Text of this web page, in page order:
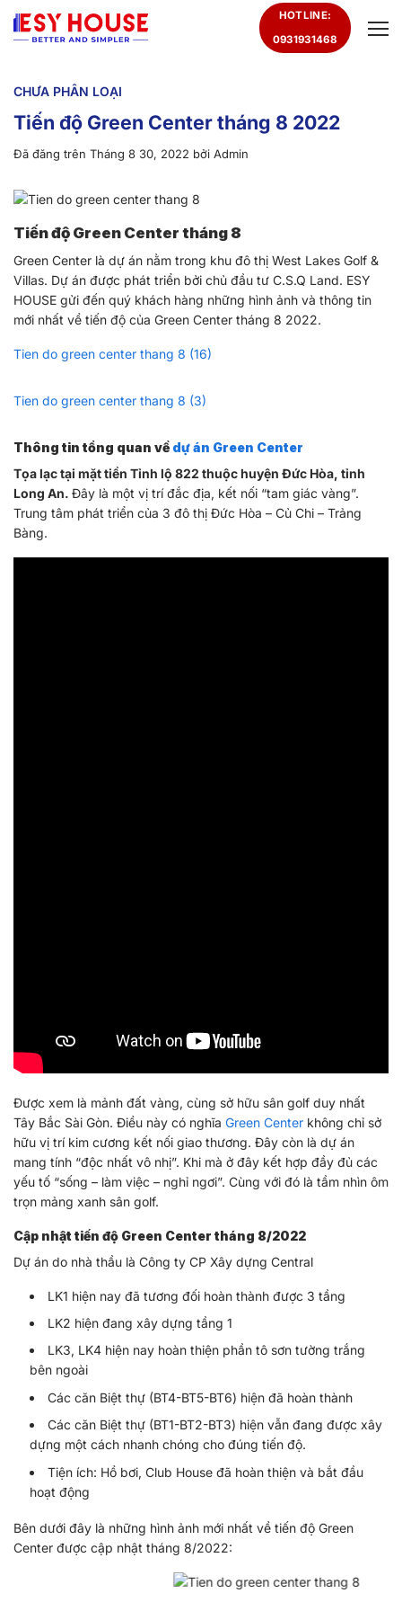
đến
HOTLINE:
0931931468
CHƯA PHÂN LOẠI
Tiến độ Green Center tháng 8 2022
Đã đăng trên Tháng 8 30, 2022 bởi Admin
Tiến độ Green Center tháng 8
Green Center là dự án nằm trong khu đô thị West Lakes Golf &
Villas. Dự án được phát triển bởi chủ đầu tư C.S.Q Land. ESY
HOUSE gửi đến quý khách hàng những hình ảnh và thông tin
mới nhất về tiến độ của Green Center tháng 8 2022.
Tien do green center thang 8 (16)
Tien do green center thang 8 (3)
Thông tin tổng quan về dự án Green Center
Tọa lạc tại mặt tiền Tỉnh lộ 822 thuộc huyện Đức Hòa, tỉnh
Long An. Đây là một vị trí đắc địa, kết nối “tam giác vàng”.
Trung tâm phát triển của 3 đô thị Đức Hòa – Củ Chi – Trảng
Bàng.
Được xem là mảnh đất vàng, cùng sở hữu sân golf duy nhất
Tây Bắc Sài Gòn. Điều này có nghĩa Green Center không chỉ sở
hữu vị trí kim cương kết nối giao thương. Đây còn là dự án
mang tính “độc nhất vô nhị”. Khi mà ở đây kết hợp đầy đủ các
yếu tố “sống – làm việc – nghỉ ngơi”. Cùng với đó là tầm nhìn ôm
trọn mảng xanh sân golf.
Cập nhật tiến độ Green Center tháng 8/2022
Dự án do nhà thầu là Công ty CP Xây dựng Central
LK1 hiện nay đã tương đối hoàn thành được 3 tầng
LK2 hiện đang xây dựng tầng 1
LK3, LK4 hiện nay hoàn thiện phần tô sơn tường trắng
bên ngoài
Các căn Biệt thự (BT4-BT5-BT6) hiện đã hoàn thành
Các căn Biệt thự (BT1-BT2-BT3) hiện vẫn đang được xây
dựng một cách nhanh chóng cho đúng tiến độ.
Tiện ích: Hồ bơi, Club House đã hoàn thiện và bắt đầu
hoạt động
Bên dưới đây là những hình ảnh mới nhất về tiến độ Green
Center được cập nhật tháng 8/2022: